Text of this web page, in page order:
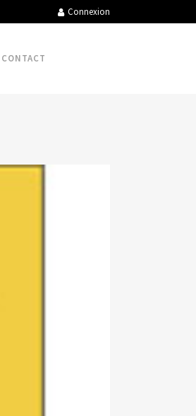
Connexion
CONTACT